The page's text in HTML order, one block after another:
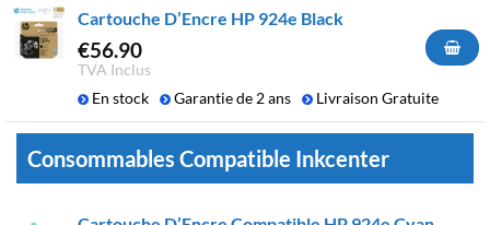
Cartouche D’Encre HP 924e Black
€56.90
TVA Inclus
En stock
Garantie de 2 ans Livraison Gratuite
Consommables Compatible Inkcenter